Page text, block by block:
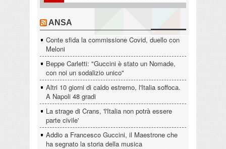
ANSA
Conte sfida la commissione Covid, duello con
Meloni
Beppe Carletti: "Guccini è stato un Nomade,
con noi un sodalizio unico"
Altri 10 giorni di caldo estremo, l'Italia soffoca.
A Napoli 48 gradi
La strage di Crans, 'l'Italia non potrà essere
parte civile'
Addio a Francesco Guccini, il Maestrone che
ha segnato la storia della musica